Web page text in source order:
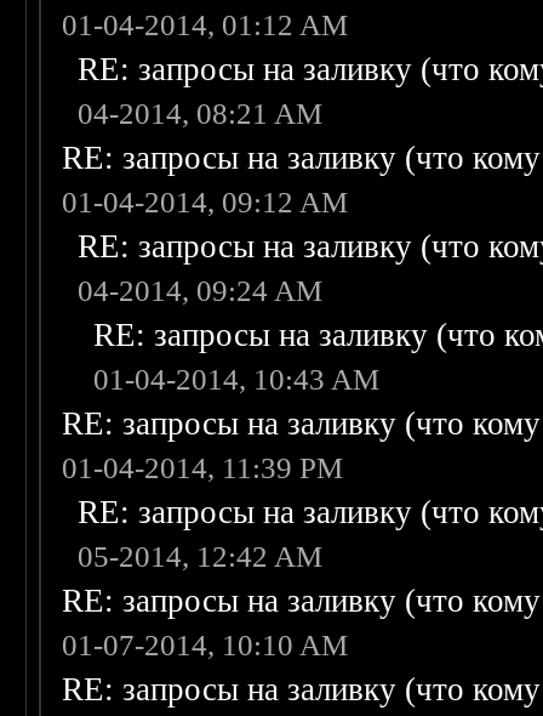
01-04-2014, 01:12 AM
RE: запросы на заливку (что
04-2014, 08:21 AM
RE: запросы на заливку (что
01-04-2014, 09:12 AM
RE: запросы на заливку (что
04-2014, 09:24 AM
RE: запросы на заливку (что
01-04-2014, 10:43 AM
RE: запросы на заливку (что
01-04-2014, 11:39 PM
RE: запросы на заливку (что
05-2014, 12:42 AM
RE: запросы на заливку (что
01-07-2014, 10:10 AM
RE: запросы на заливку (что